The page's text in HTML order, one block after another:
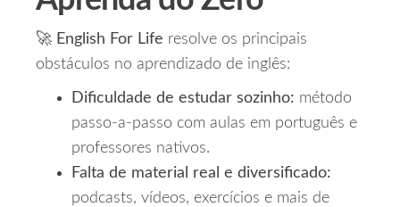
🚀 English For Life resolve os principais
obstáculos no aprendizado de inglês:
Dificuldade de estudar sozinho: método
passo‑a‑passo com aulas em português e
professores nativos.
Falta de material real e diversificado:
podcasts, vídeos, exercícios e mais de